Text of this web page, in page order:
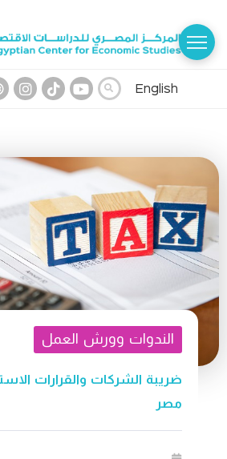
English
الندوات وورش العمل
ضريبة الشركات والقرارات
مصر